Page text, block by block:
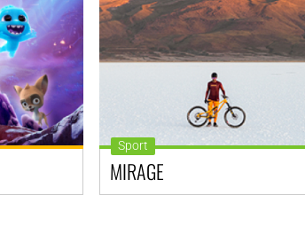
Sport
MIRAGE